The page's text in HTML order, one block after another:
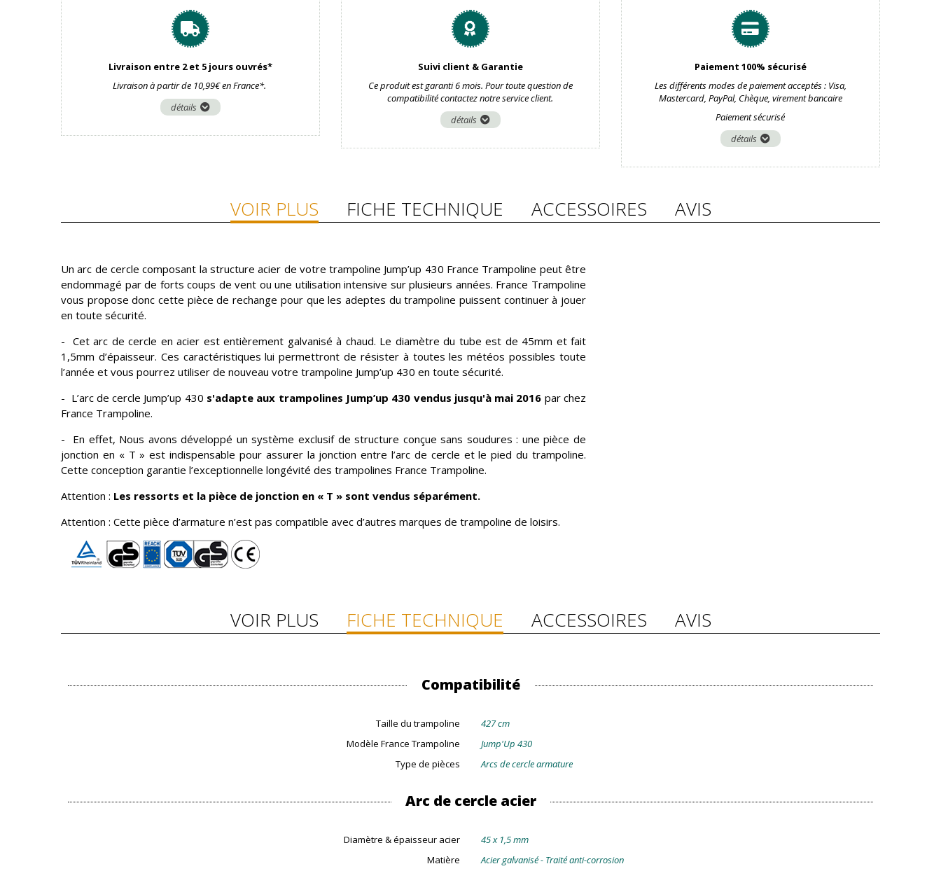
Livraison entre 2 et 5 jours ouvrés*
Livraison à partir de 10,99€ en France*.
détails
Suivi client & Garantie
Ce produit est garanti 6 mois. Pour toute question de
compatibilité contactez notre service client.
détails
Paiement 100% sécurisé
Les différents modes de paiement acceptés : Visa,
Mastercard, PayPal, Chèque, virement bancaire
Paiement sécurisé
détails
VOIR PLUS FICHE TECHNIQUE ACCESSOIRES AVIS
Un arc de cercle composant la structure acier de votre trampoline Jump’up 430 France Trampoline peut être
endommagé par de forts coups de vent ou une utilisation intensive sur plusieurs années. France Trampoline
vous propose donc cette pièce de rechange pour que les adeptes du trampoline puissent continuer à jouer
en toute sécurité.
- Cet arc de cercle en acier est entièrement galvanisé à chaud. Le diamètre du tube est de 45mm et fait
1,5mm d’épaisseur. Ces caractéristiques lui permettront de résister à toutes les météos possibles toute
l’année et vous pourrez utiliser de nouveau votre trampoline Jump’up 430 en toute sécurité.
- L’arc de cercle Jump’up 430 s'adapte aux trampolines Jump’up 430 vendus jusqu'à mai 2016 par chez
France Trampoline.
- En effet, Nous avons développé un système exclusif de structure conçue sans soudures : une pièce de
jonction en « T » est indispensable pour assurer la jonction entre l’arc de cercle et le pied du trampoline.
Cette conception garantie l’exceptionnelle longévité des trampolines France Trampoline.
Attention : Les ressorts et la pièce de jonction en « T » sont vendus séparément.
Attention : Cette pièce d’armature n’est pas compatible avec d’autres marques de trampoline de loisirs.
VOIR PLUS FICHE TECHNIQUE ACCESSOIRES AVIS
Compatibilité
Taille du trampoline
427 cm
Modèle France Trampoline
Jump'Up 430
Type de pièces
Arcs de cercle armature
Arc de cercle acier
Diamètre & épaisseur acier
45 x 1,5 mm
Matière
Acier galvanisé - Traité anti-corrosion